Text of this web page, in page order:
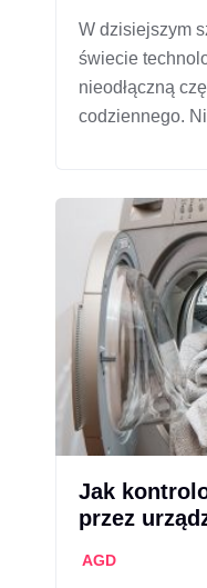
W dzisiejszym
świecie
nieodłączną
codziennego.
Jak
przez
AGD